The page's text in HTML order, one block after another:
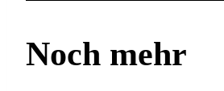
Noch mehr